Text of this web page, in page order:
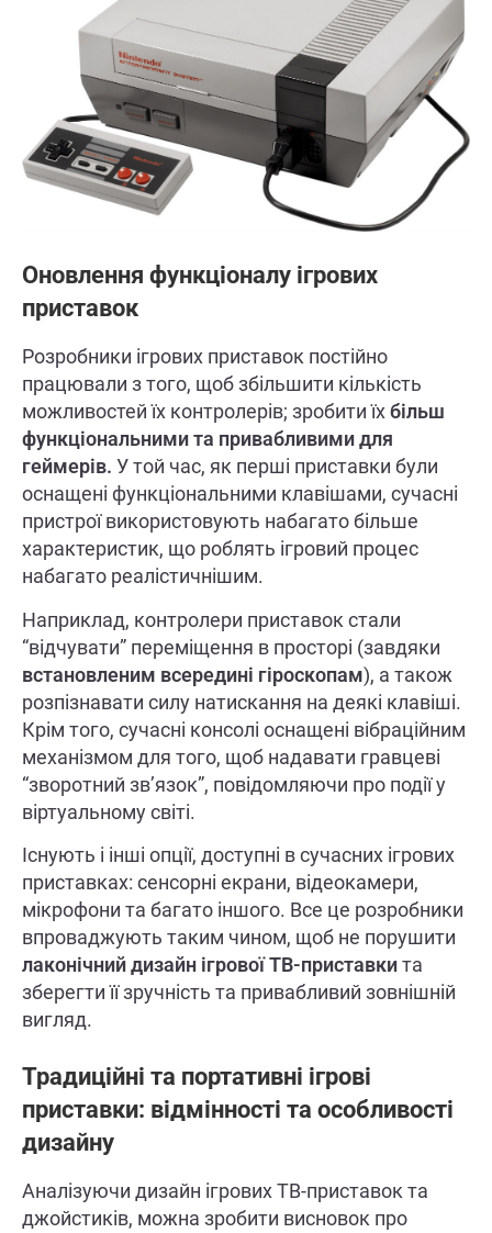
Оновлення функціоналу ігрових
приставок
Розробники ігрових приставок постійно
працювали з того, щоб збільшити кількість
можливостей їх контролерів; зробити їхбільш
функціональними та привабливими для
геймерів. У той час, як перші приставки були
оснащені функціональними клавішами, сучасні
пристрої використовують набагато більше
характеристик, що роблять ігровий процес
набагато реалістичнішим.
Наприклад, контролери приставок стали
“відчувати” переміщення в просторі (завдяки
встановленим всередині гіроскопам), а також
розпізнавати силу натискання на деякі клавіші.
Крім того, сучасні консолі оснащені вібраційним
механізмом для того, щоб надавати гравцеві
“зворотний зв’язок”, повідомляючи про події у
віртуальному світі.
Існують і інші опції, доступні в сучасних ігрових
приставках: сенсорні екрани, відеокамери,
мікрофони та багато іншого. Все це розробники
впроваджують таким чином, щоб не порушити
лаконічний дизайн ігрової ТВ-приставкита
зберегти її зручність та привабливий зовнішній
вигляд.
Традиційні та портативні ігрові
приставки: відмінності та особливості
дизайну
Аналізуючи дизайн ігрових ТВ-приставок та
джойстиків, можна зробити висновок про